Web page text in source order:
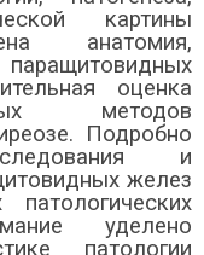
картины
анатомия,
оценка
методов
Подробно
и
желез
уделено
патологии